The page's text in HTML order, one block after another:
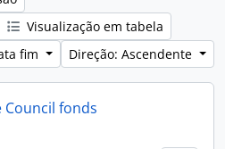
Visualização em tabela
fim
Direção: Ascendente
Council fonds